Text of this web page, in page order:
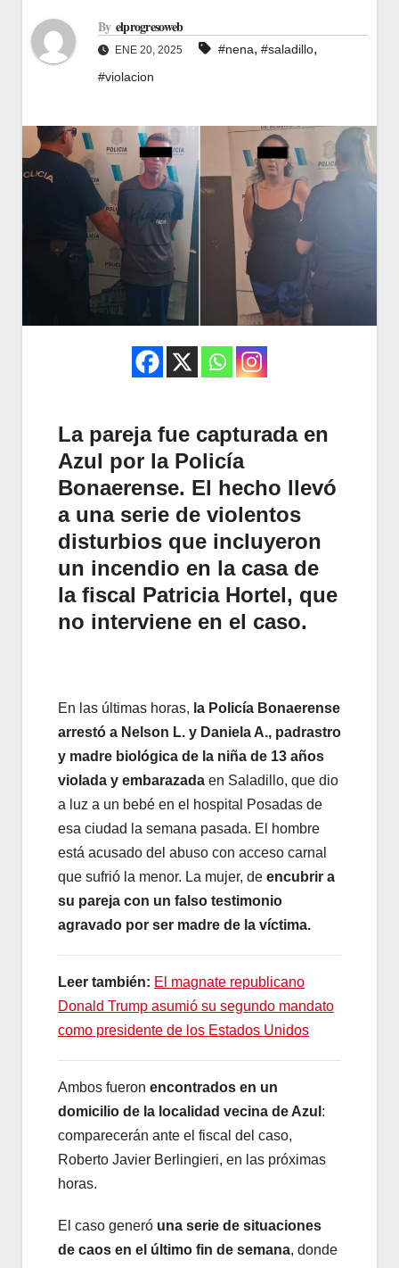
By elprogresoweb
ENE 20, 2025 #nena, #saladillo,
#violacion
La pareja fue capturada en
Azul por la Policía
Bonaerense. El hecho llevó
a una serie de violentos
disturbios que incluyeron
un incendio en la casa de
la fiscal Patricia Hortel, que
no interviene en el caso.
En las últimas horas, la Policía Bonaerense
arrestó a Nelson L. y Daniela A., padrastro
y madre biológica de la niña de 13 años
violada y embarazada en Saladillo, que dio
a luz a un bebé en el hospital Posadas de
esa ciudad la semana pasada. El hombre
está acusado del abuso con acceso carnal
que sufrió la menor. La mujer, de encubrir a
su pareja con un falso testimonio
agravado por ser madre de la víctima.
Leer también: El magnate republicano
Donald Trump asumió su segundo mandato
como presidente de los Estados Unidos
Ambos fueron encontrados en un
domicilio de la localidad vecina de Azul :
comparecerán ante el fiscal del caso,
Roberto Javier Berlingieri, en las próximas
horas.
El caso generó una serie de situaciones
de caos en el último fin de semana, donde